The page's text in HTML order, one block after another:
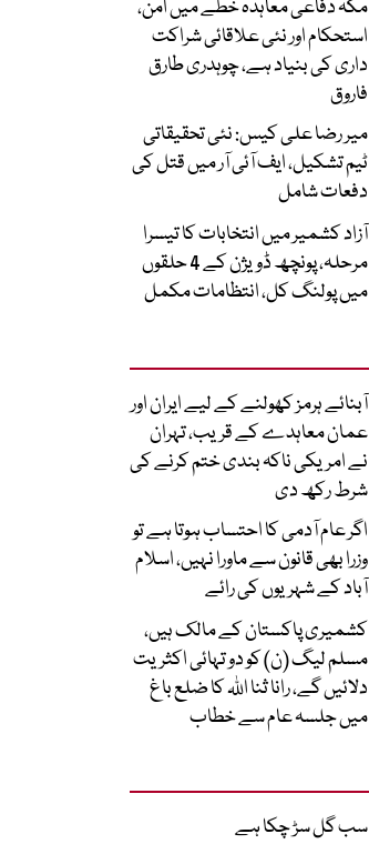
مکہ دفاعی معاہدہ خطے میں امن،
استحکام اور نئی علاقائی شراکت
داری کی بنیاد ہے، چوہدری طارق
فاروق
میر رضا علی کیس: نئی تحقیقاتی
ٹیم تشکیل، ایف آئی آر میں قتل کی
دفعات شامل
آزاد کشمیر میں انتخابات کا تیسرا
مرحلہ، پونچھ ڈویژن کے 4 حلقوں
میں پولنگ کل، انتظامات مکمل
آبنائے ہرمز کھولنے کے لیے ایران اور
عمان معاہدے کے قریب، تہران
نے امریکی ناکہ بندی ختم کرنے کی
شرط رکھ دی
اگر عام آدمی کا احتساب ہوتا ہے تو
وزرا بھی قانون سے ماورا نہیں، اسلام
آباد کے شہریوں کی رائے
کشمیری پاکستان کے مالک ہیں،
مسلم لیگ (ن) کو دو تہائی اکثریت
دلائیں گے، رانا ثنا اللہ کا ضلع باغ
میں جلسہ عام سے خطاب
سب گل سڑ چکا ہے